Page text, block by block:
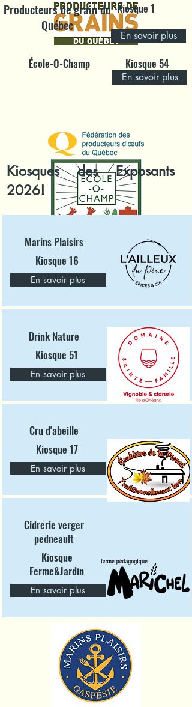
École-O-Champ Kiosque 54
En savoir plus
Producteurs de grain du
Québec
Kiosque 1
En savoir plus
Kiosques des Exposants
2026!
Marins Plaisirs
Kiosque 16
En savoir plus
Drink Nature
Kiosque 51
En savoir plus
Cru d'abeille
Kiosque 17
En savoir plus
Cidrerie verger
pedneault
Kiosque
Ferme&Jardin
En savoir plus